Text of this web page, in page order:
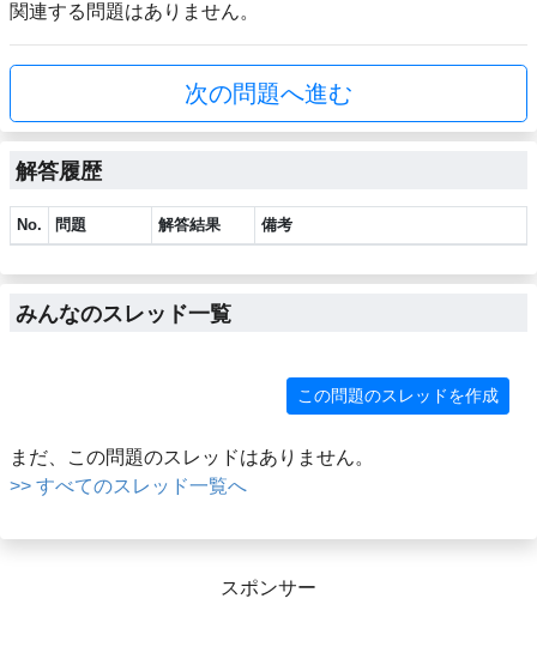
関連する問題はありません。
次の問題へ進む
解答履歴
No. 問題 解答結果 備考
みんなのスレッド一覧
この問題のスレッドを作成
まだ、この問題のスレッドはありません。
>> すべてのスレッド一覧へ
スポンサー